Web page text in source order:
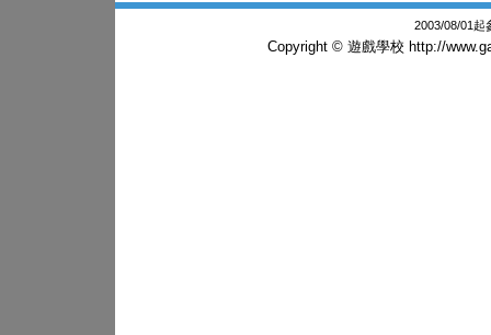
2003/08/01起
Copyright © 遊戲學校 http://